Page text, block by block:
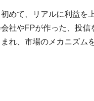
めて、リアルに利益を
社やFPが作った、投
れ、市場のメカニズム